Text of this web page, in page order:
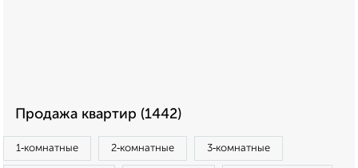
Продажа квартир (1442)
1‑комнатные 2‑комнатные 3‑комнатные